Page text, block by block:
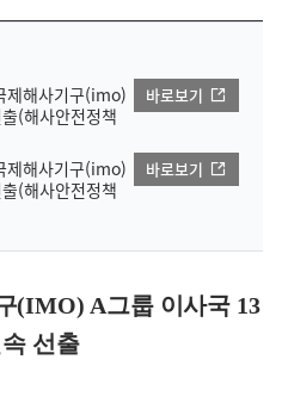
제해사기구(imo)
(해사안전정책
바로보기
제해사기구(imo)
(해사안전정책
바로보기
(IMO) A그룹 이사국 13
선출